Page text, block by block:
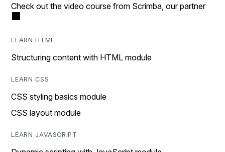
Check out the video course from Scrimba, our partner
LEARN HTML
Structuring content with HTML module
LEARN CSS
CSS styling basics module
CSS layout module
LEARN JAVASCRIPT